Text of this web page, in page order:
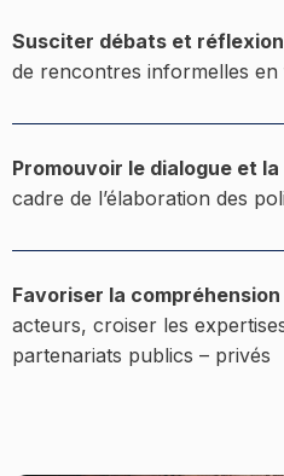
Susciter débats et
de rencontres informelles
Promouvoir le dialogue et
cadre de l’élaboration des
Favoriser la
acteurs, croiser les
partenariats publics – privés